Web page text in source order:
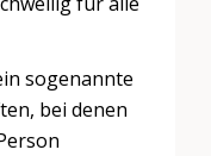
sogenannte
bei denen